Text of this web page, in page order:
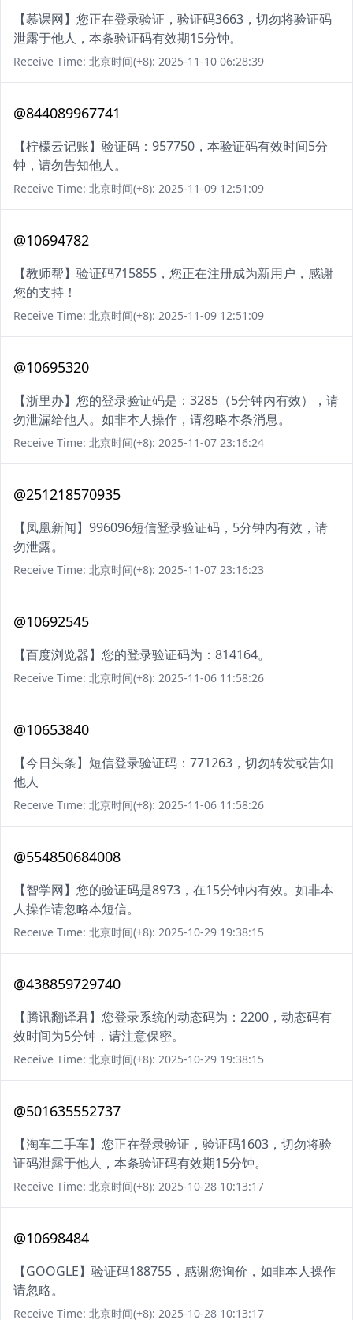
【慕课网】您正在登录验证，验证码3663，切勿将验证码
泄露于他人，本条验证码有效期15分钟。
Receive Time: 北京时间(+8): 2025-11-10 06:28:39
@844089967741
【柠檬云记账】验证码：957750，本验证码有效时间5分
钟，请勿告知他人。
Receive Time: 北京时间(+8): 2025-11-09 12:51:09
@10694782
【教师帮】验证码715855，您正在注册成为新用户，感谢
您的支持！
Receive Time: 北京时间(+8): 2025-11-09 12:51:09
@10695320
【浙里办】您的登录验证码是：3285（5分钟内有效），请
勿泄漏给他人。如非本人操作，请忽略本条消息。
Receive Time: 北京时间(+8): 2025-11-07 23:16:24
@251218570935
【凤凰新闻】996096短信登录验证码，5分钟内有效，请
勿泄露。
Receive Time: 北京时间(+8): 2025-11-07 23:16:23
@10692545
【百度浏览器】您的登录验证码为：814164。
Receive Time: 北京时间(+8): 2025-11-06 11:58:26
@10653840
【今日头条】短信登录验证码：771263，切勿转发或告知
他人
Receive Time: 北京时间(+8): 2025-11-06 11:58:26
@554850684008
【智学网】您的验证码是8973，在15分钟内有效。如非本
人操作请忽略本短信。
Receive Time: 北京时间(+8): 2025-10-29 19:38:15
@438859729740
【腾讯翻译君】您登录系统的动态码为：2200，动态码有
效时间为5分钟，请注意保密。
Receive Time: 北京时间(+8): 2025-10-29 19:38:15
@501635552737
【淘车二手车】您正在登录验证，验证码1603，切勿将验
证码泄露于他人，本条验证码有效期15分钟。
Receive Time: 北京时间(+8): 2025-10-28 10:13:17
@10698484
【GOOGLE】验证码188755，感谢您询价，如非本人操作
请忽略。
Receive Time: 北京时间(+8): 2025-10-28 10:13:17